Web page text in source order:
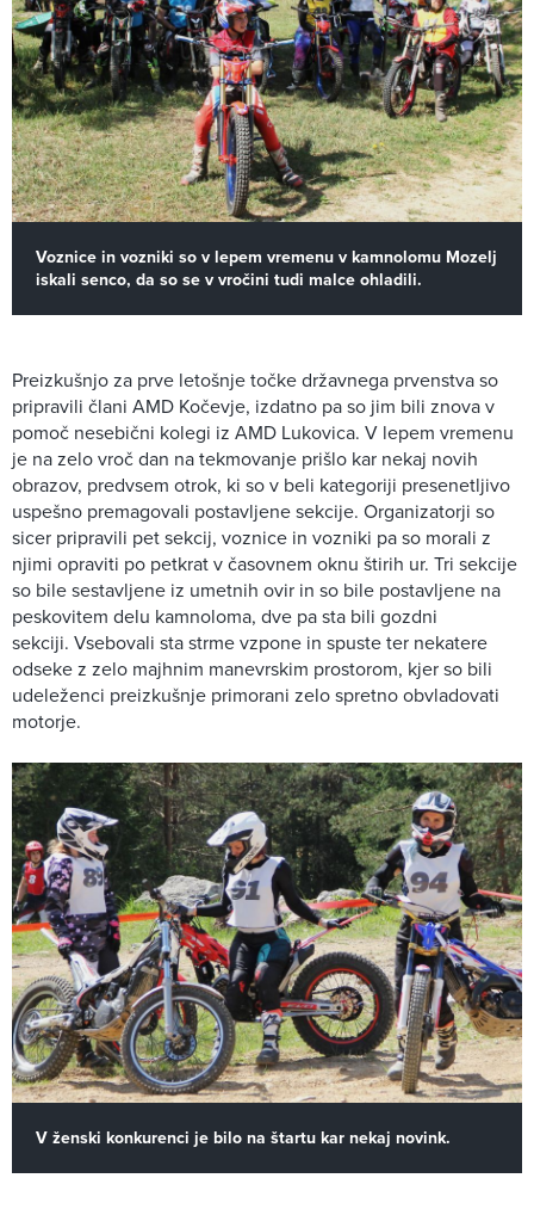
Voznice in vozniki so v lepem vremenu v kamnolomu Mozelj
iskali senco, da so se v vročini tudi malce ohladili.
Preizkušnjo za prve letošnje točke državnega prvenstva so
pripravili člani AMD Kočevje, izdatno pa so jim bili znova v
pomoč nesebični kolegi iz AMD Lukovica. V lepem vremenu
je na zelo vroč dan na tekmovanje prišlo kar nekaj novih
obrazov, predvsem otrok, ki so v beli kategoriji presenetljivo
uspešno premagovali postavljene sekcije. Organizatorji so
sicer pripravili pet sekcij, voznice in vozniki pa so morali z
njimi opraviti po petkrat v časovnem oknu štirih ur. Tri sekcije
so bile sestavljene iz umetnih ovir in so bile postavljene na
peskovitem delu kamnoloma, dve pa sta bili gozdni
sekciji. Vsebovali sta strme vzpone in spuste ter nekatere
odseke z zelo majhnim manevrskim prostorom, kjer so bili
udeleženci preizkušnje primorani zelo spretno obvladovati
motorje.
V ženski konkurenci je bilo na štartu kar nekaj novink.